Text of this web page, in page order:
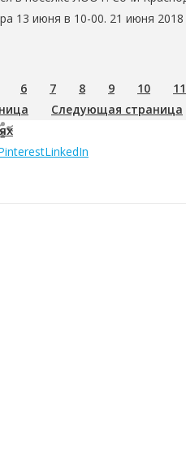
13 июня в 10-00. 21 июня
6 7 8 9 10
11
Следующая страница
LinkedIn